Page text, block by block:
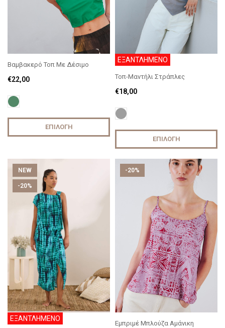
Βαμβακερό Τοπ Με Δέσιμο
€22,00
ΕΠΙΛΟΓΉ
ΕΞΑΝΤΛΗΜΕΝΟ
Τοπ-Μαντήλι Στράπλες
€18,00
ΕΠΙΛΟΓΉ
NEW
-20%
ΕΞΑΝΤΛΗΜΕΝΟ
-20%
Εμπριμέ Μπλούζα Αμάνικη